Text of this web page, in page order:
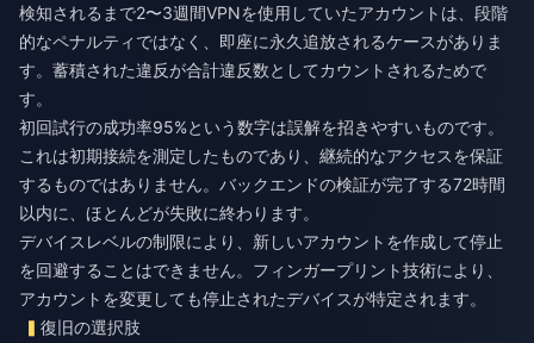
検知されるまで2〜3週間VPNを使用していたアカウントは、段階
的なペナルティではなく、即座に永久追放されるケースがありま
す。蓄積された違反が合計違反数としてカウントされるためで
す。
初回試行の成功率95%という数字は誤解を招きやすいものです。
これは初期接続を測定したものであり、継続的なアクセスを保証
するものではありません。バックエンドの検証が完了する72時間
以内に、ほとんどが失敗に終わります。
デバイスレベルの制限により、新しいアカウントを作成して停止
を回避することはできません。フィンガープリント技術により、
アカウントを変更しても停止されたデバイスが特定されます。
復旧の選択肢